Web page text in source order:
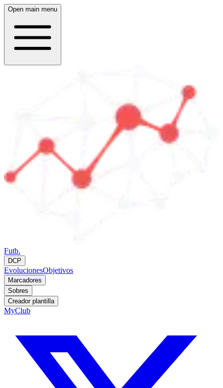
Open main menu
Futb.
DCP
EvolucionesObjetivos
Marcadores
Sobres
Creador plantilla
MyClub